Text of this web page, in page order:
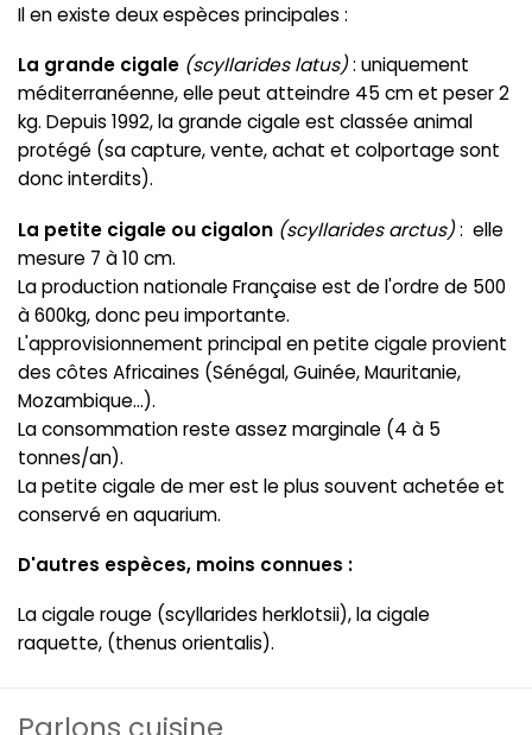
Il en existe deux espèces principales :
La grande cigale (scyllarides latus): uniquement
méditerranéenne, elle peut atteindre 45 cm et peser 2
kg. Depuis 1992, la grande cigale est classée animal
protégé (sa capture, vente, achat et colportage sont
donc interdits).
La petite cigale ou cigalon (scyllarides arctus): elle
mesure 7 à 10 cm.
La production nationale Française est de l'ordre de 500
à 600kg, donc peu importante.
L'approvisionnement principal en petite cigale provient
des côtes Africaines (Sénégal, Guinée, Mauritanie,
Mozambique...).
La consommation reste assez marginale (4 à 5
tonnes/an).
La petite cigale de mer est le plus souvent achetée et
conservé en aquarium.
D'autres espèces, moins connues :
La cigale rouge (scyllarides herklotsii), la cigale
raquette, (thenus orientalis).